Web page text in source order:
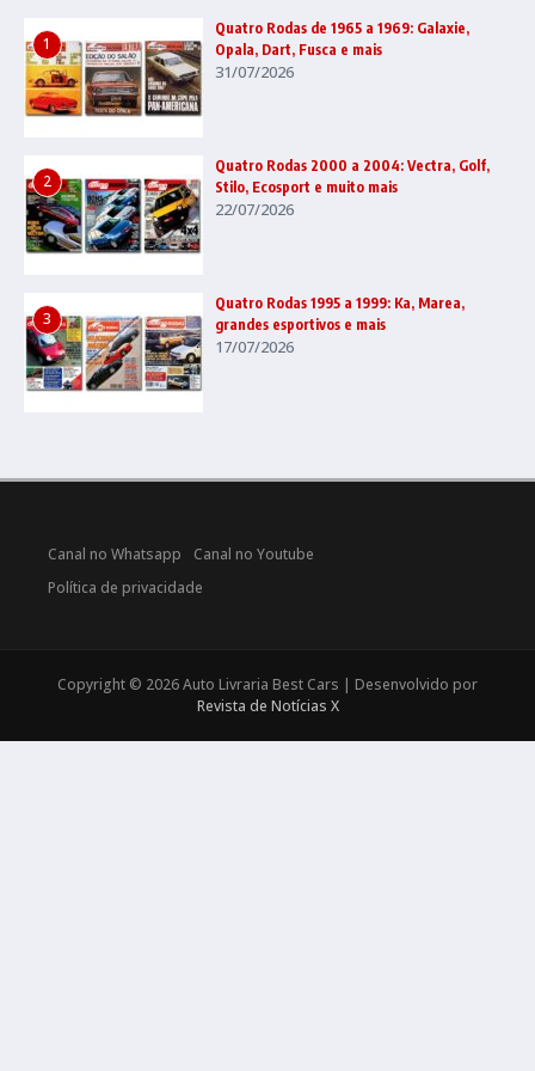
1
Quatro Rodas de 1965 a 1969: Galaxie,
Opala, Dart, Fusca e mais
31/07/2026
2
Quatro Rodas 2000 a 2004: Vectra, Golf,
Stilo, Ecosport e muito mais
22/07/2026
3
Quatro Rodas 1995 a 1999: Ka, Marea,
grandes esportivos e mais
17/07/2026
Canal no Whatsapp
Canal no Youtube
Política de privacidade
Copyright © 2026 Auto Livraria Best Cars | Desenvolvido por
Revista de Notícias X